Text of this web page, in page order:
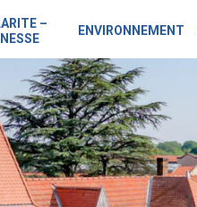
–
ENVIRONNEMENT